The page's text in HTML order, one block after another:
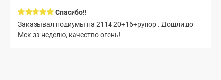
Спасибо!!
Заказывал подиумы на 2114 20+16+рупор . Дошли до
Мск за неделю, качество огонь!